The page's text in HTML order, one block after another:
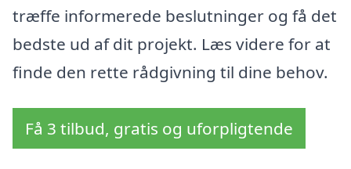
træffe informerede beslutninger og få det
bedste ud af dit projekt. Læs videre for at
finde den rette rådgivning til dine behov.
Få 3 tilbud, gratis og uforpligtende